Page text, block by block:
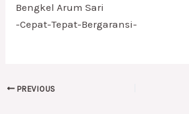
Bengkel Arum Sari
-Cepat-Tepat-Bergaransi-
PREVIOUS